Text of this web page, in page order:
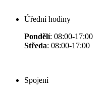
Úřední hodiny
Pondělí: 08:00-17:00
Středa: 08:00-17:00
Spojení